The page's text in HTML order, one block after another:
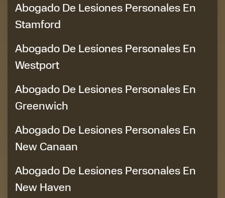
Abogado De Lesiones Personales En
Stamford
Abogado De Lesiones Personales En
Westport
Abogado De Lesiones Personales En
Greenwich
Abogado De Lesiones Personales En
New Canaan
Abogado De Lesiones Personales En
New Haven